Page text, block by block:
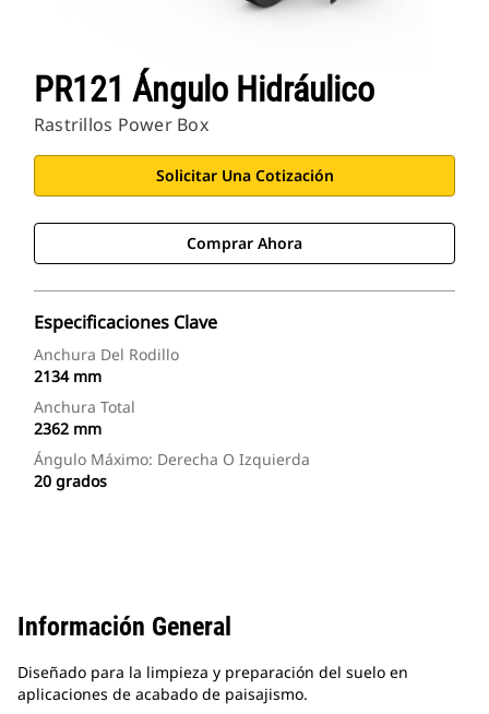
PR121 Ángulo Hidráulico
Rastrillos Power Box
Solicitar Una Cotización
Comprar Ahora
Especificaciones Clave
Anchura Del Rodillo
2134 mm
Anchura Total
2362 mm
Ángulo Máximo: Derecha O Izquierda
20 grados
Información General
Diseñado para la limpieza y preparación del suelo en
aplicaciones de acabado de paisajismo.